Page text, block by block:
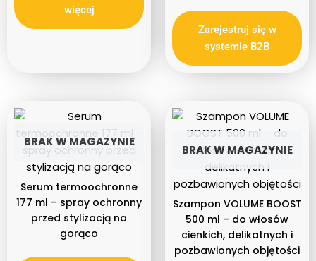
więcej
Zarejestruj się w
systemie B2B
BRAK W MAGAZYNIE
Serum termoochronne
177 ml – spray ochronny
przed stylizacją na
gorąco
BRAK W MAGAZYNIE
Szampon VOLUME BOOST
500 ml – do włosów
cienkich, delikatnych i
pozbawionych objętości